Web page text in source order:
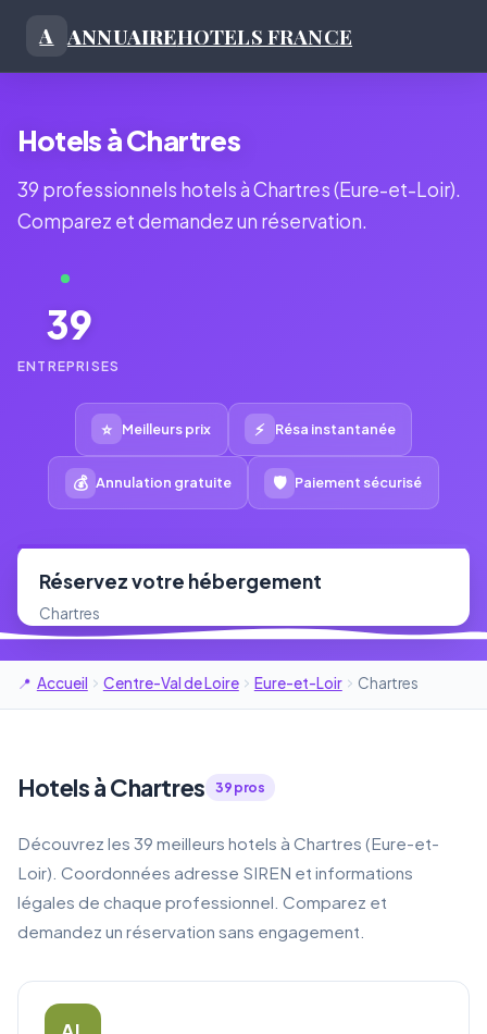
A ANNUAIREHOTELS FRANCE
Hotels à Chartres
39 professionnels hotels à Chartres (Eure-et-Loir).
Comparez et demandez un réservation.
39
ENTREPRISES
⭐ Meilleurs prix ⚡ Résa instantanée
💰 Annulation gratuite 🛡 Paiement sécurisé
Réservez votre hébergement
Chartres
Accueil Centre-Val de Loire Eure-et-Loir Chartres
Hotels à Chartres 39 pros
Découvrez les 39 meilleurs hotels à Chartres (Eure-et-
Loir). Coordonnées adresse SIREN et informations
légales de chaque professionnel. Comparez et
demandez un réservation sans engagement.